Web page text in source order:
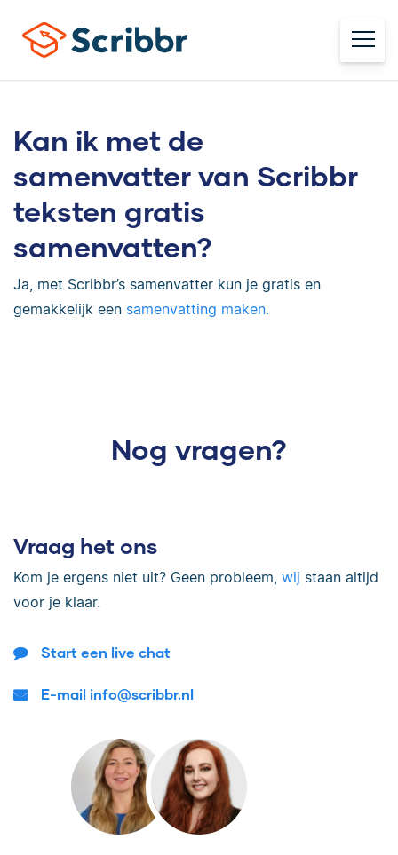
Kan ik met de
samenvatter van Scribbr
teksten gratis
samenvatten?
Ja, met Scribbr’s samenvatter kun je gratis en
gemakkelijk een samenvatting maken.
Nog vragen?
Vraag het ons
Kom je ergens niet uit? Geen probleem, wij staan altijd
voor je klaar.
Start een live chat
E-mail info@scribbr.nl